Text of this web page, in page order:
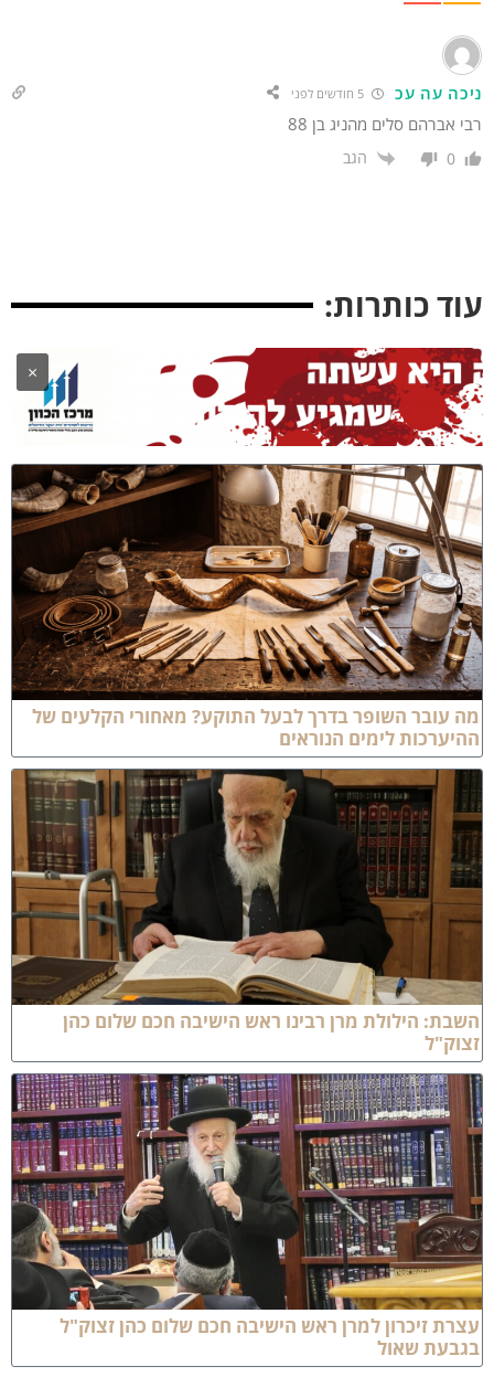
עה עכ
אברהם סלים מהניג בן 88
0 הגב
כותרות:
×
עובר השופר בדרך לבעל התוקע? מאחורי הקלעים של
לימים הנוראים
הילולת מרן רבינו ראש הישיבה חכם שלום כהן
זיכרון למרן ראש הישיבה חכם שלום כהן זצוק"ל
שאול